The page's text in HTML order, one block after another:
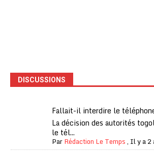
DISCUSSIONS
Fallait-il interdire le
La décision des autorités
le tél...
ParRédaction Le Temps, Il y a 2